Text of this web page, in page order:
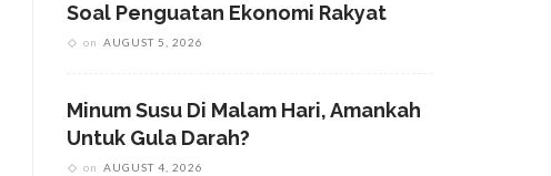
Soal Penguatan Ekonomi Rakyat
on AUGUST 5, 2026
Minum Susu Di Malam Hari, Amankah
Untuk Gula Darah?
on AUGUST 4, 2026